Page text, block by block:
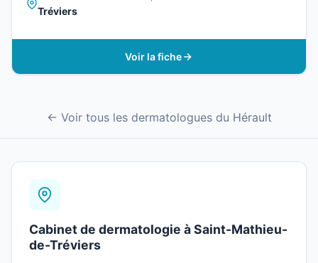
Tréviers
Voir la fiche
← Voir tous les dermatologues du Hérault
Cabinet de dermatologie à Saint-Mathieu-
de-Tréviers